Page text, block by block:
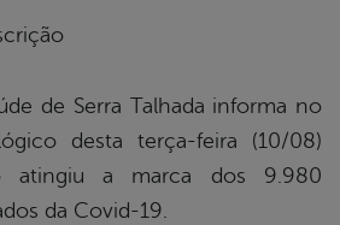
de Serra Talhada informa no
desta terça-feira (10/08)
atingiu a marca dos 9.980
da Covid-19.